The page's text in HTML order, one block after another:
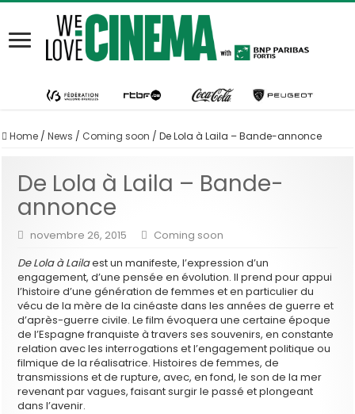
Home / News / Coming soon / De Lola à Laila – Bande-annonce
De Lola à Laila – Bande-
annonce
novembre 26, 2015
Coming soon
De Lola à Lailaest un manifeste, l’expression d’un
engagement, d’une pensée en évolution. Il prend pour appui
l’histoire d’une génération de femmes et en particulier du
vécu de la mère de la cinéaste dans les années de guerre et
d’après-guerre civile. Le film évoquera une certaine époque
de l’Espagne franquiste à travers ses souvenirs, en constante
relation avec les interrogations et l’engagement politique ou
filmique de la réalisatrice. Histoires de femmes, de
transmissions et de rupture, avec, en fond, le son de la mer
revenant par vagues, faisant surgir le passé et plongeant
dans l’avenir.